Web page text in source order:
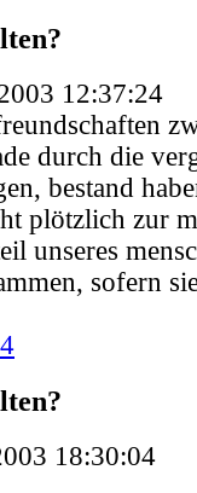
12:37:24
durch die
bestand
plötzlich zur
unseres
sofern
18:30:04